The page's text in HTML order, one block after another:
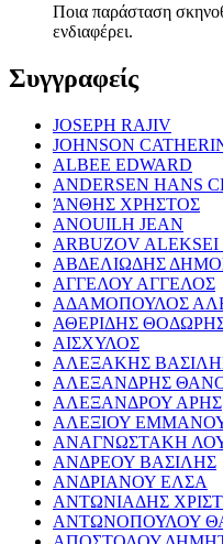
Ποια παράσταση
ενδιαφέρει.
Συγγραφείς
JOSEPH RAJIV
JOHNSON
ALBEE EDWARD
ANDERSEN HANS
ΆΝΘΗΣ ΧΡΗΣΤΟΣ
ANOUILH JEAN
ARBUZOV
ΑΒΔΕΛΙΩΔΗΣ
ΑΓΓΕΛΟΥ ΑΓΓΕΛΟΣ
ΑΔΑΜΟΠΟΥΛΟΣ
ΑΘΕΡΙΔΗΣ
ΑΙΣΧΥΛΟΣ
ΑΛΕΞΑΚΗΣ
ΑΛΕΞΑΝΔΡΗΣ
ΑΛΕΞΑΝΔΡΟΥ ΑΡΗΣ
ΑΛΕΞΙΟΥ
ΑΝΑΓΝΩΣΤΑΚΗ
ΑΝΔΡΕΟΥ ΒΑΣΙΛΗΣ
ΑΝΔΡΙΑΝΟΥ ΕΛΣΑ
ΑΝΤΩΝΙΑΔΗΣ
ΑΝΤΩΝΟΠΟΥΛΟΥ